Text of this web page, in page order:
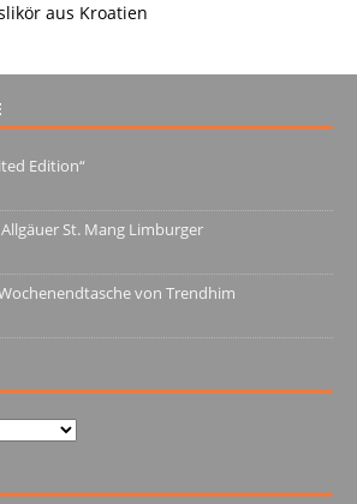
aus Kroatien
Edition“
St. Mang Limburger
von Trendhim